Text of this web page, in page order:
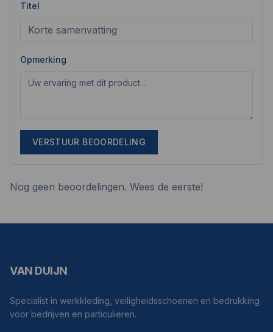
Titel
Opmerking
VERSTUUR BEOORDELING
Nog geen beoordelingen. Wees de eerste!
VAN DUIJN
Specialist in werkkleding, veiligheidsschoenen en bedrukking
voor bedrijven en particulieren.